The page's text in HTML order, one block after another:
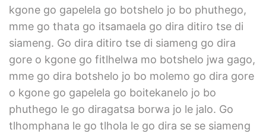
kgone go gapelela go botshelo jo bo phuthego,
mme go thata go itsamaela go dira ditiro tse di
siameng. Go dira ditiro tse di siameng go dira
gore o kgone go fitlhelwa mo botshelo jwa gago,
mme go dira botshelo jo bo molemo go dira gore
o kgone go gapelela go boitekanelo jo bo
phuthego le go diragatsa borwa jo le jalo. Go
tlhomphana le go tlhola le go dira se se siameng